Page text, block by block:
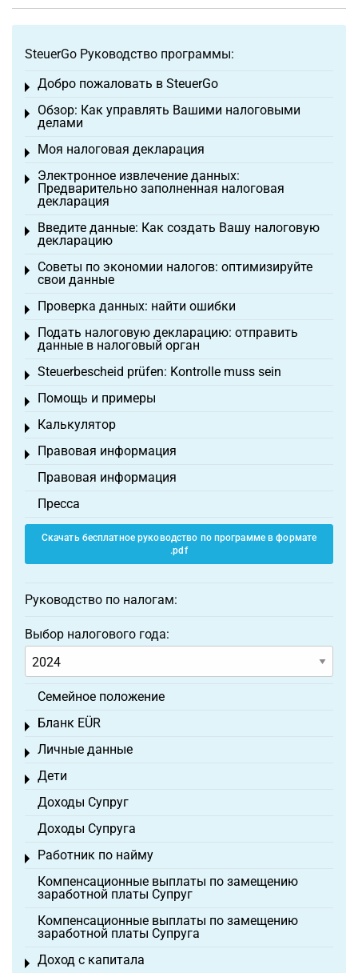
SteuerGo Руководство программы:
Добро пожаловать в SteuerGo
Toggle menu
Обзор: Как управлять Вашими налоговыми
делами
Toggle menu
Моя налоговая декларация
Toggle menu
Электронное извлечение данных:
Предварительно заполненная налоговая
декларация
Toggle menu
Введите данные: Как создать Вашу налоговую
декларацию
Toggle menu
Советы по экономии налогов: оптимизируйте
свои данные
Toggle menu
Проверка данных: найти ошибки
Toggle menu
Подать налоговую декларацию: отправить
данные в налоговый орган
Toggle menu
Steuerbescheid prüfen: Kontrolle muss sein
Toggle menu
Помощь и примеры
Toggle menu
Калькулятор
Toggle menu
Правовая информация
Toggle menu
Правовая информация
Пресса
Скачать бесплатное руководство по программе в формате
.pdf
Руководство по налогам:
Выбор налогового года:
Семейное положение
Бланк EÜR
Toggle menu
Личные данные
Toggle menu
Дети
Toggle menu
Доходы Супруг
Доходы Супруга
Работник по найму
Toggle menu
Компенсационные выплаты по замещению
заработной платы Супруг
Компенсационные выплаты по замещению
заработной платы Супруга
Доход с капитала
Toggle menu